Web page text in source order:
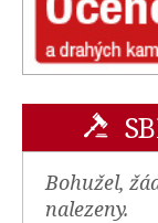
Bohužel,
nalezeny.